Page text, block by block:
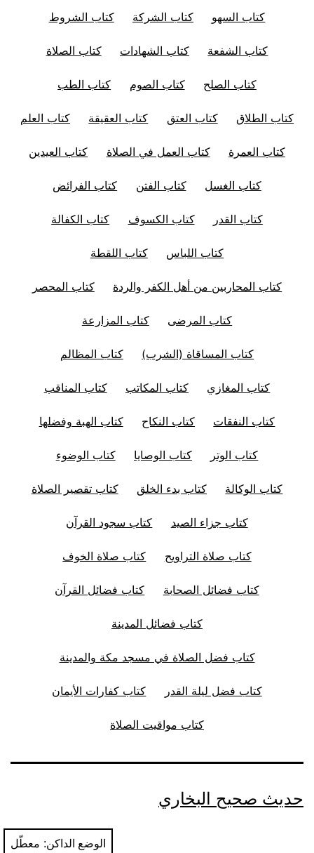
كتاب السهو كتاب الشركة كتاب الشروط
كتاب الشفعة كتاب الشهادات كتاب الصلاة
كتاب الصلح كتاب الصوم كتاب الطب
كتاب الطلاق كتاب العتق كتاب العقيقة كتاب العلم
كتاب العمرة كتاب العمل في الصلاة كتاب العيدين
كتاب الغسل كتاب الفتن كتاب الفرائض
كتاب القدر كتاب الكسوف كتاب الكفالة
كتاب اللباس كتاب اللقطة
كتاب المحاربين من أهل الكفر والردة كتاب المحصر
كتاب المرضى كتاب المزارعة
كتاب المساقاة (الشرب) كتاب المظالم
كتاب المغازي كتاب المكاتب كتاب المناقب
كتاب النفقات كتاب النكاح كتاب الهبة وفضلها
كتاب الوتر كتاب الوصايا كتاب الوضوء
كتاب الوكالة كتاب بدء الخلق كتاب تقصير الصلاة
كتاب جزاء الصيد كتاب سجود القرآن
كتاب صلاة التراويح كتاب صلاة الخوف
كتاب فضائل الصحابة كتاب فضائل القرآن
كتاب فضائل المدينة
كتاب فضل الصلاة في مسجد مكة والمدينة
كتاب فضل ليلة القدر كتاب كفارات الأيمان
كتاب مواقيت الصلاة
حديث صحيح البخاري
الوضع الداكن: